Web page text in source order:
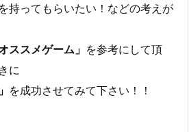
持ってもらいたい！などの考えが
オススメゲーム」 を参考にして頂
に
を成功させてみて下さい！！